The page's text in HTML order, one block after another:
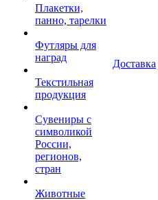
Плакетки,
панно, тарелки
Футляры для
наград
Текстильная
продукция
Сувениры с
символикой
России,
регионов,
стран
Животные
Доставка